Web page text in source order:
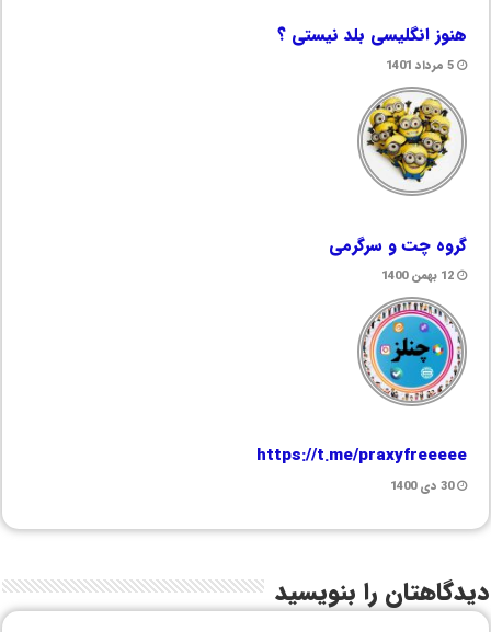
هنوز انگلیسی بلد نیستی ؟
5 مرداد 1401
گروه چت و سرگرمی
12 بهمن 1400
https://t.me/praxyfreeeee
30 دی 1400
دیدگاهتان را بنویسید